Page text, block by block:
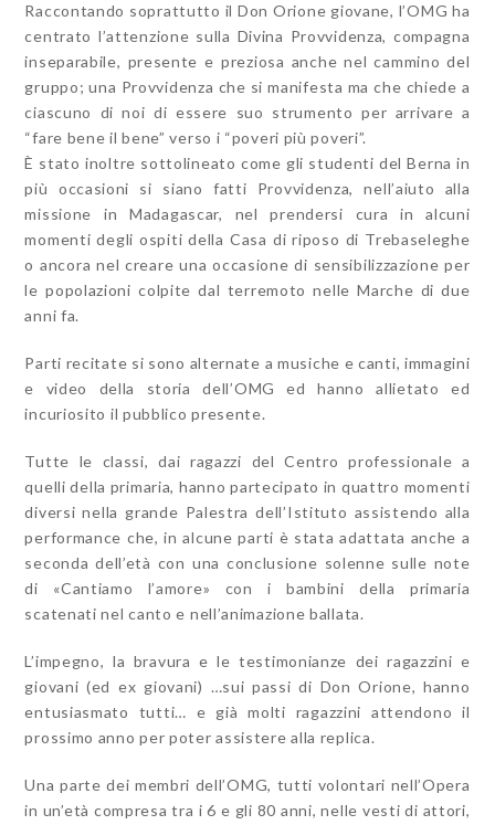
Raccontando soprattutto il Don Orione giovane, l’OMG ha
centrato l’attenzione sulla Divina Provvidenza, compagna
inseparabile, presente e preziosa anche nel cammino del
gruppo; una Provvidenza che si manifesta ma che chiede a
ciascuno di noi di essere suo strumento per arrivare a
“fare bene il bene” verso i “poveri più poveri”.
È stato inoltre sottolineato come gli studenti del Berna in
più occasioni si siano fatti Provvidenza, nell’aiuto alla
missione in Madagascar, nel prendersi cura in alcuni
momenti degli ospiti della Casa di riposo di Trebaseleghe
o ancora nel creare una occasione di sensibilizzazione per
le popolazioni colpite dal terremoto nelle Marche di due
anni fa.
Parti recitate si sono alternate a musiche e canti, immagini
e video della storia dell’OMG ed hanno allietato ed
incuriosito il pubblico presente.
Tutte le classi, dai ragazzi del Centro professionale a
quelli della primaria, hanno partecipato in quattro momenti
diversi nella grande Palestra dell’Istituto assistendo alla
performance che, in alcune parti è stata adattata anche a
seconda dell’età con una conclusione solenne sulle note
di «Cantiamo l’amore» con i bambini della primaria
scatenati nel canto e nell’animazione ballata.
L’impegno, la bravura e le testimonianze dei ragazzini e
giovani (ed ex giovani) …sui passi di Don Orione, hanno
entusiasmato tutti… e già molti ragazzini attendono il
prossimo anno per poter assistere alla replica.
Una parte dei membri dell’OMG, tutti volontari nell’Opera
in un’età compresa tra i 6 e gli 80 anni, nelle vesti di attori,